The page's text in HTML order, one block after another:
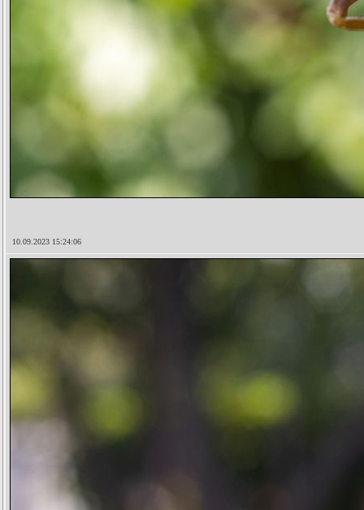
10.09.2023 15:24:06